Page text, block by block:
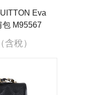
Eva
包 M95567
稅）